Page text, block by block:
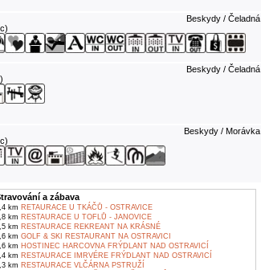
Beskydy / Čeladná
Beskydy / Čeladná
Beskydy / Morávka
a zábava
km RETAURACE U TKÁČŮ - OSTRAVICE
km RESTAURACE U TOFLŮ - JANOVICE
km RESTAURACE REKREANT NA KRÁSNÉ
km GOLF & SKI RESTAURANT NA OSTRAVICI
km HOSTINEC HARCOVNA FRÝDLANT NAD OSTRAVICÍ
km RESTAURACE IMRVÉRE FRÝDLANT NAD OSTRAVICÍ
km RESTAURACE VLČÁRNA PSTRUŽÍ